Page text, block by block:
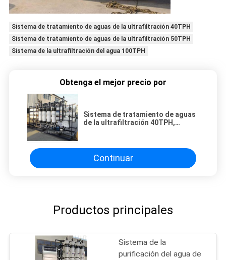
Sistema de tratamiento de aguas de la ultrafiltración 40TPH
Sistema de tratamiento de aguas de la ultrafiltración 50TPH
Sistema de la ultrafiltración del agua 100TPH
Obtenga el mejor precio por
Sistema de tratamiento de aguas
de la ultrafiltración 40TPH,
Continuar
Productos principales
Sistema de la
purificación del agua de